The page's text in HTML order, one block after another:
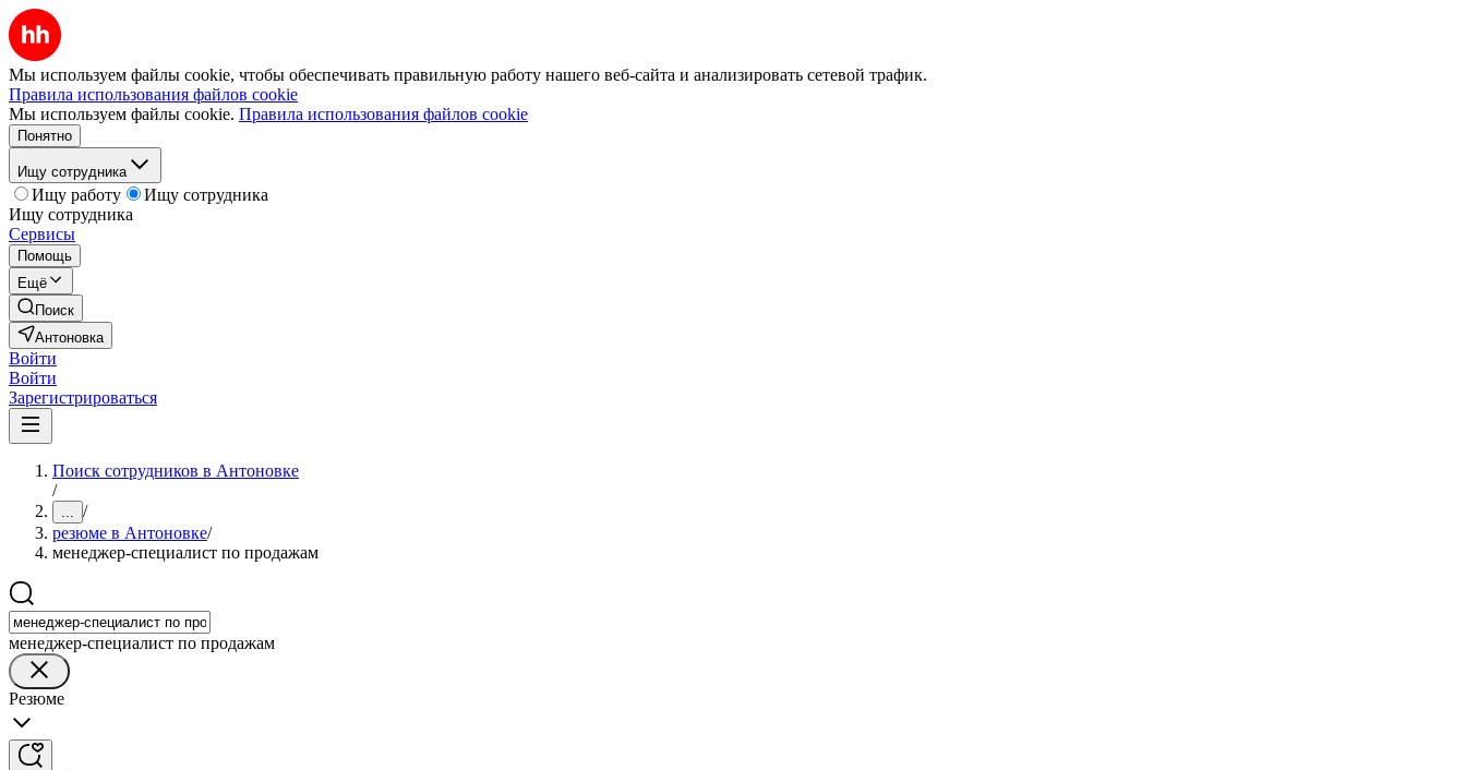
Мы используем файлы cookie, чтобы обеспечивать правильную работу нашего веб-сайта и анализировать сетевой трафик.
Правила использования файлов cookie
Мы используем файлы cookie. Правила использования файлов cookie
Понятно
Ищу сотрудника
Ищу работу
Ищу сотрудника
Ищу сотрудника
Сервисы
Помощь
Ещё
Поиск
Антоновка
Войти
Войти
Зарегистрироваться
Поиск сотрудников в Антоновке
/
... /
резюме в Антоновке/
менеджер-специалист по продажам
менеджер-специалист по продажам
Резюме